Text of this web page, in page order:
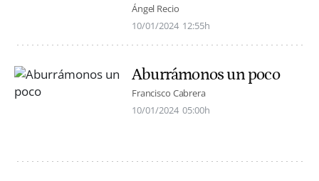
Ángel Recio
10/01/2024 12:55h
Aburrámonos un poco
Francisco Cabrera
10/01/2024 05:00h